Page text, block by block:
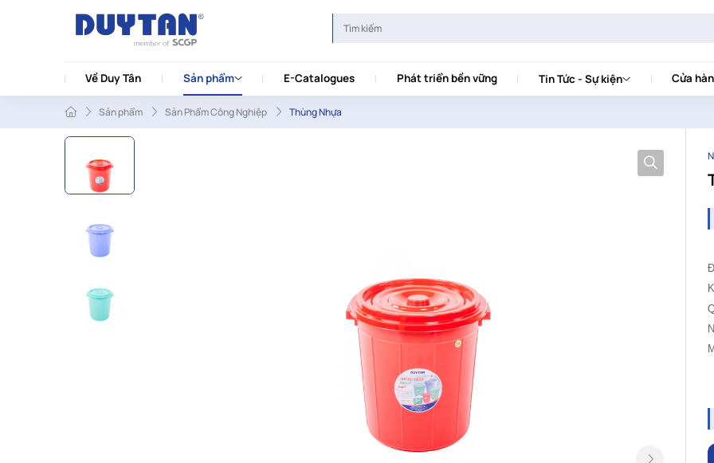
Về Duy Tân Sản phẩm E-Catalogues Phát triển bền vững Tin Tức - Sự kiện Cửa
Sản phẩm Sản Phẩm Công Nghiệp Thùng Nhựa